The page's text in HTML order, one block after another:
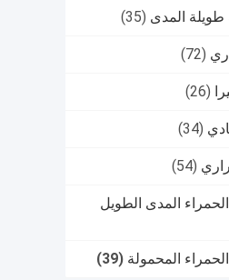
طويلة المدى (35)
(72)
(26)
(34)
(54)
المدى الطويل
المحمولة (39)